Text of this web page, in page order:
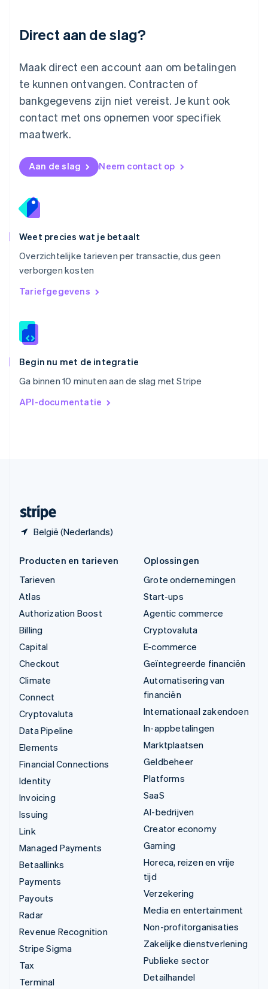
Direct aan de slag?
Maak direct een account aan om betalingen
te kunnen ontvangen. Contracten of
bankgegevens zijn niet vereist. Je kunt ook
contact met ons opnemen voor specifiek
maatwerk.
Aan de slag Neem contact op
Weet precies wat je betaalt
Overzichtelijke tarieven per transactie, dus geen
verborgen kosten
Tariefgegevens
Begin nu met de integratie
Ga binnen 10 minuten aan de slag met Stripe
API-documentatie
België (Nederlands)
Mexico
Español English
NederlandsEnglish
Nieuw-Zeeland
English
Noorwegen
English
DeutschEnglish
English
Portugal
Roemenië
English
English简体中文
EnglishItaliano
Slowakije
English
Spanje
Thailand
Tsjechië
English
简体中文English
English
Producten en tarieven
Tarieven
Atlas
Authorization Boost
Billing
Capital
Checkout
Climate
Connect
Cryptovaluta
Data Pipeline
Elements
Financial Connections
Identity
Invoicing
Issuing
Link
Managed Payments
Betaallinks
Payments
Payouts
Radar
Revenue Recognition
Stripe Sigma
Tax
Terminal
Oplossingen
Grote ondernemingen
Start-ups
Agentic commerce
Cryptovaluta
E-commerce
Geïntegreerde financiën
Automatisering van
financiën
Internationaal zakendoen
In-appbetalingen
Marktplaatsen
Geldbeheer
Platforms
SaaS
AI-bedrijven
Creator economy
Gaming
Horeca, reizen en vrije
tijd
Verzekering
Media en entertainment
Non-profitorganisaties
Zakelijke dienstverlening
Publieke sector
Detailhandel